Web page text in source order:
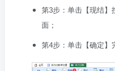
第3步：单击【现结】
面；
第4步：单击【确定】